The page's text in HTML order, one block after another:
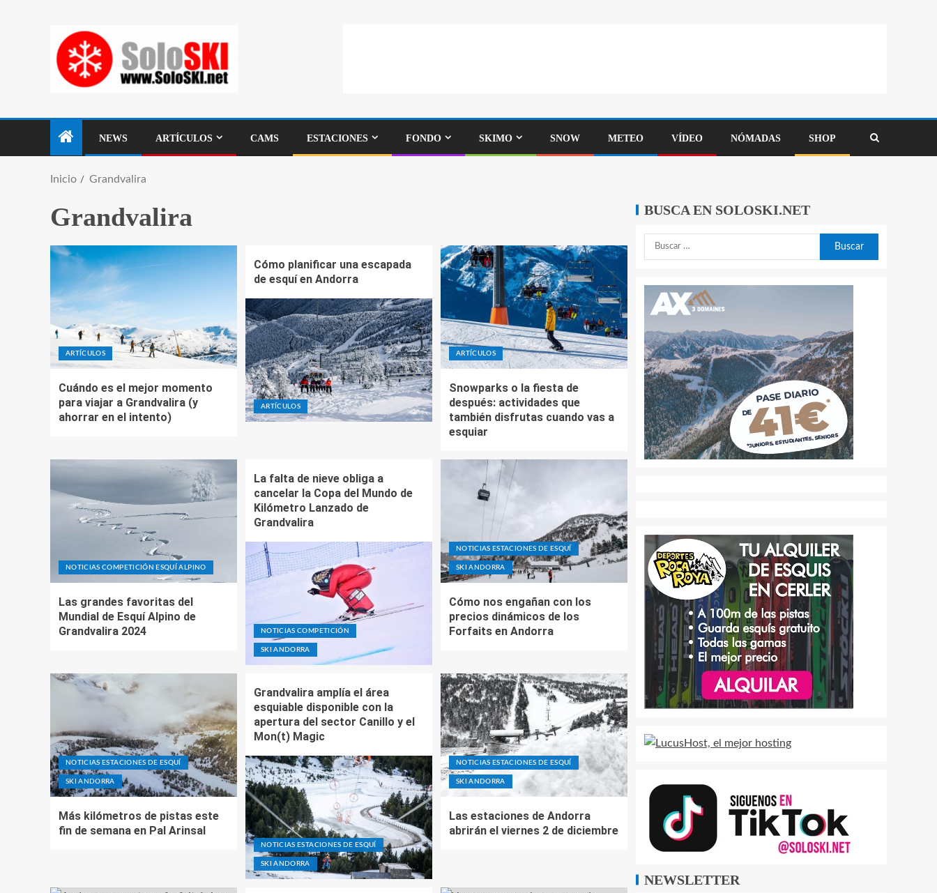
NEWS ARTÍCULOS CAMS ESTACIONES FONDO SKIMO SNOW METEO VÍDEO NÓMADAS SHOP
Inicio Grandvalira
Grandvalira
ARTÍCULOS
Cuándo es el mejor momento
para viajar a Grandvalira (y
ahorrar en el intento)
ARTÍCULOS
Cómo planificar una escapada
de esquí en Andorra
ARTÍCULOS
Snowparks o la fiesta de
después: actividades que
también disfrutas cuando vas a
esquiar
NOTICIAS COMPETICIÓN ESQUÍ ALPINO
Las grandes favoritas del
Mundial de Esquí Alpino de
Grandvalira 2024
NOTICIAS COMPETICIÓN
SKI ANDORRA
La falta de nieve obliga a
cancelar la Copa del Mundo de
Kilómetro Lanzado de
Grandvalira
NOTICIAS ESTACIONES DE ESQUÍ
SKI ANDORRA
Cómo nos engañan con los
precios dinámicos de los
Forfaits en Andorra
NOTICIAS ESTACIONES DE ESQUÍ
SKI ANDORRA
Más kilómetros de pistas este
fin de semana en Pal Arinsal
NOTICIAS ESTACIONES DE ESQUÍ
SKI ANDORRA
Grandvalira amplía el área
esquiable disponible con la
apertura del sector Canillo y el
Mon(t) Magic
NOTICIAS ESTACIONES DE ESQUÍ
SKI ANDORRA
Las estaciones de Andorra
abrirán el viernes 2 de diciembre
BUSCA EN SOLOSKI.NET
NEWSLETTER